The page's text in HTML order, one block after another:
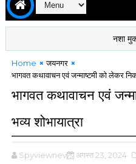
नशा मुक्त
Home
जयनगर
भागवत कथावाचन एवं जन्माष्टमी को लेकर
भागवत कथावाचन एवं
भव्य शोभायात्रा
Spyviewnews अगस्त 23, 2024